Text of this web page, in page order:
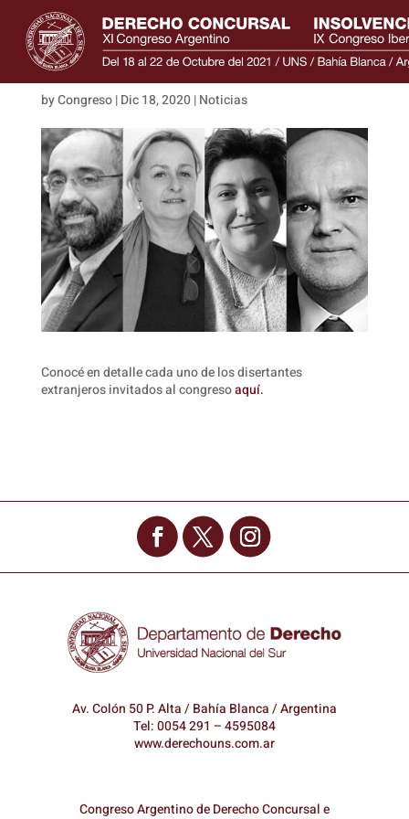
Disertantes extranjeros
byCongreso|Dic 18, 2020|Noticias
Conocé en detalle cada uno de los disertantes
extranjeros invitados al congresoaquí.
Av. Colón 50 P. Alta / Bahía Blanca / Argentina
Tel: 0054 291 – 4595084
www.derechouns.com.ar
Congreso Argentino de Derecho Concursal e